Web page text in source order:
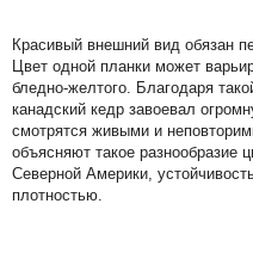
Красивый внешний вид обязан
Цвет одной планки может
бледно-желтого. Благодаря
канадский кедр завоевал
смотрятся живыми и
объясняют такое разнообразие
Северной Америки,
плотностью.